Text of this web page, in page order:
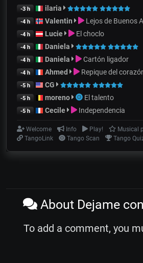
-3 h ilaria
-4 h Valentin Lejos de Buenos
-4 h Lucie El choclo
-4 h Daniela
-4 h Daniela Cartón ligador
-4 h Ahmed Repique del
-5 h CG
-5 h moreno El talento
-5 h Cecile Independencia
Welcome Info Play!
Musical
TangoLink
Tango Scan Tango
About Dejame
To add a comment, you